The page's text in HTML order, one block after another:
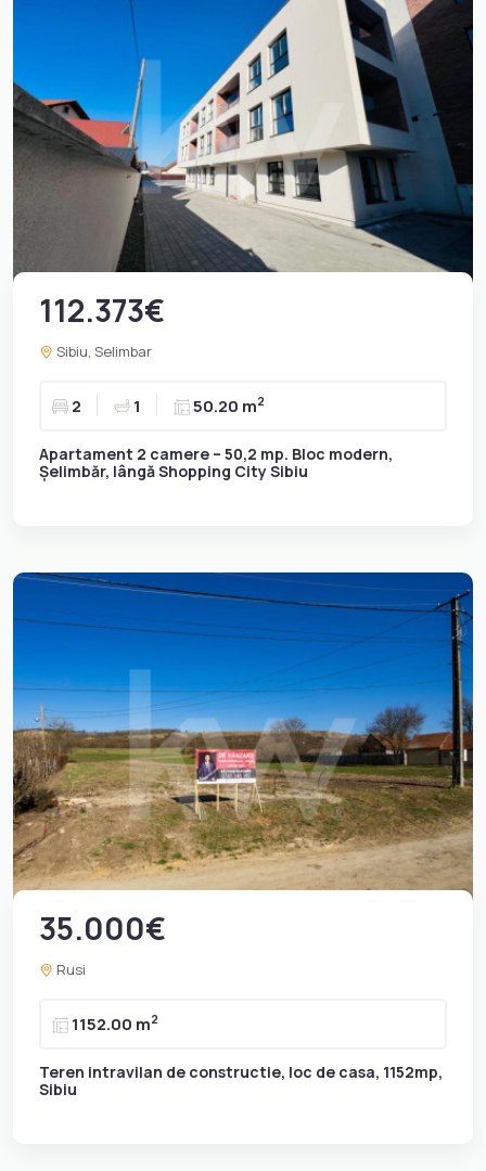
112.373€
Sibiu, Selimbar
2 1 50.20 m2
Apartament 2 camere – 50,2 mp. Bloc modern,
Șelimbăr, lângă Shopping City Sibiu
35.000€
Rusi
1152.00 m2
Teren intravilan de constructie, loc de casa, 1152mp,
Sibiu